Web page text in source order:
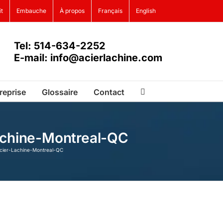
Embauche À propos Français English
Tel: 514-634-2252
E-mail: info@acierlachine.com
Glossaire Contact
Montreal-QC
Lachine-Montreal-QC